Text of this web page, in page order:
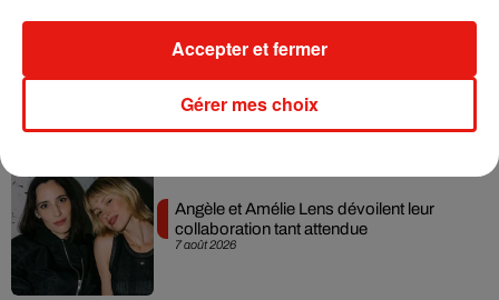
7 août 2026
RÜFÜS DU SOL annonce un nouvel
album après sa tournée mondiale
7 août 2026
Angèle et Amélie Lens dévoilent leur
collaboration tant attendue
Gérer mes choix
Accepter et fermer